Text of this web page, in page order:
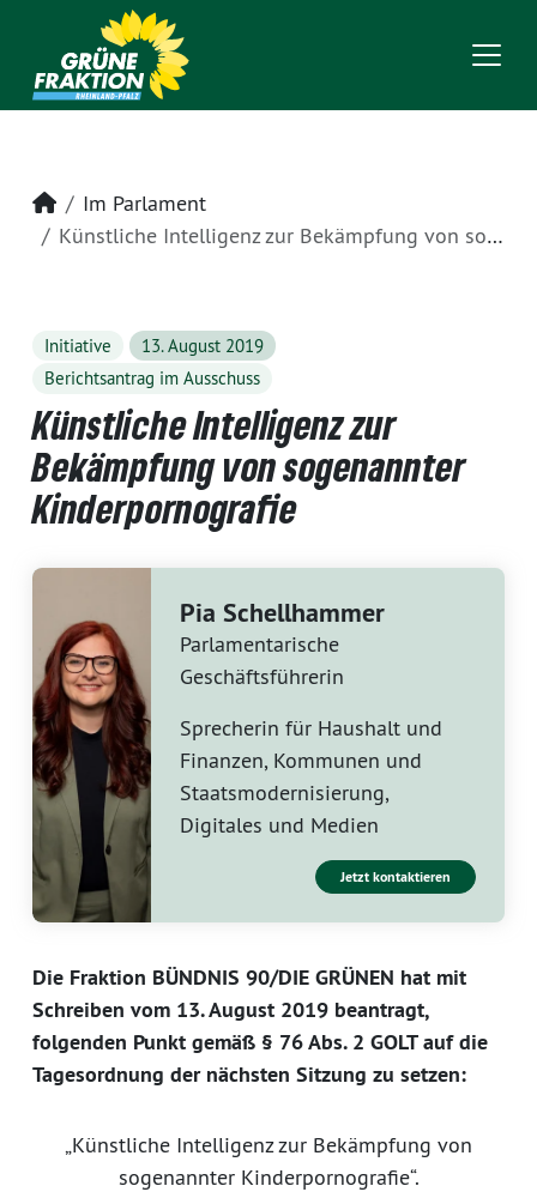
Startseite
Im Parlament
Künstliche Intelligenz zur Bekämpfung von sogenannter Kinderpornografie
Initiative
13. August 2019
Berichtsantrag im Ausschuss
Künstliche Intelligenz zur
Bekämpfung von sogenannter
Kinderpornografie
Pia Schellhammer
Parlamentarische
Geschäftsführerin
Sprecherin für Haushalt und
Finanzen, Kommunen und
Staatsmodernisierung,
Digitales und Medien
Jetzt kontaktieren
Die Fraktion BÜNDNIS 90/DIE GRÜNEN hat mit
Schreiben vom 13. August 2019 beantragt,
folgenden Punkt gemäß § 76 Abs. 2 GOLT auf die
Tagesordnung der nächsten Sitzung zu setzen:
„Künstliche Intelligenz zur Bekämpfung von
sogenannter Kinderpornografie“.